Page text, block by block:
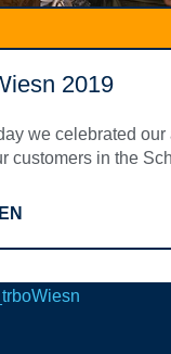
2019
we celebrated
customers in the